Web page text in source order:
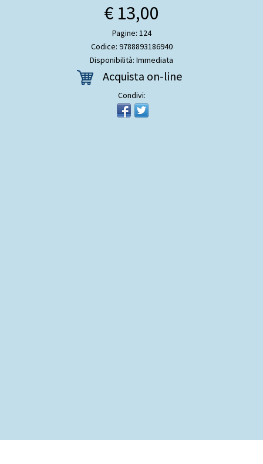
€ 13,00
Pagine: 124
Codice: 9788893186940
Disponibilità: Immediata
Acquista on-line
Condivi: